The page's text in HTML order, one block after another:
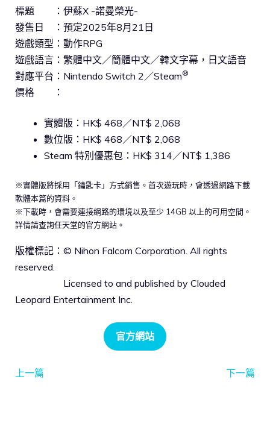
標題 ：伊蘇X -諾曼榮光-
發售日 ：預定2025年8月21日
遊戲類型：動作RPG
遊戲語言：繁體中文／簡體中文／韓文字幕，日文語音
對應平台：Nintendo Switch 2／Steam®
價格 ：
實體版：HK$ 468／NT$ 2,068
數位版：HK$ 468／NT$ 2,068
Steam 特別優惠包：HK$ 314／NT$ 1,386
※實體版將採用「鑰匙卡」方式銷售。首次遊玩時，會透過網路下載
軟體本篇的資料。
※下載時，會需要連接網路的環境以及至少 14GB 以上的可用空間。
詳情請查詢任天堂的官方網站。
版權標記：© Nihon Falcom Corporation. All rights
reserved.
Licensed to and published by Clouded
Leopard Entertainment Inc.
官方網站
上一篇 下一篇